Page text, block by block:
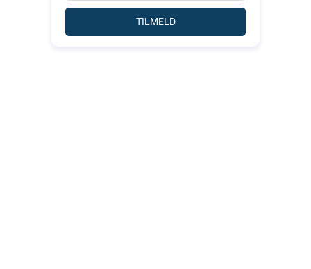
TILMELD